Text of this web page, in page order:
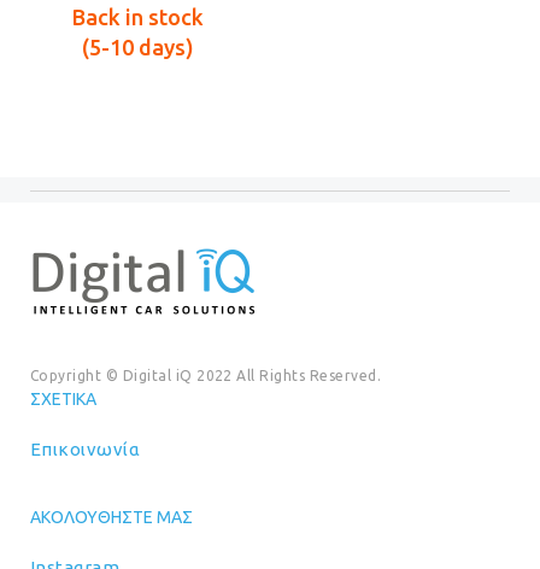
€749.00.
τιμή
είναι:
Back in stock
(5-10 days)
Copyright © Digital iQ 2022 All Rights Reserved.
ΣΧΕΤΙΚΆ
Επικοινωνία
ΑΚΟΛΟΥΘΉΣΤΕ ΜΑΣ